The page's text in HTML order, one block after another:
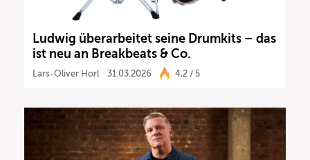
Ludwig überarbeitet seine Drumkits – das
ist neu an Breakbeats & Co.
Lars-Oliver Horl 31.03.2026 4,2 / 5